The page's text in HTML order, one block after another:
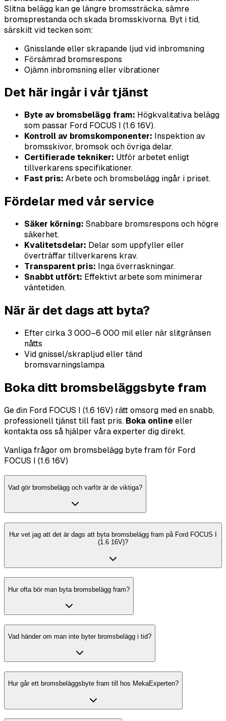
Slitna belägg kan ge längre bromssträcka, sämre
bromsprestanda och skada bromsskivorna. Byt i tid,
särskilt vid tecken som:
Gnisslande eller skrapande ljud vid inbromsning
Försämrad bromsrespons
Ojämn inbromsning eller vibrationer
Det här ingår i vår tjänst
Byte av bromsbelägg fram: Högkvalitativa belägg
som passar Ford FOCUS I (1.6 16V).
Kontroll av bromskomponenter: Inspektion av
bromsskivor, bromsok och övriga delar.
Certifierade tekniker: Utför arbetet enligt
tillverkarens specifikationer.
Fast pris: Arbete och bromsbelägg ingår i priset.
Fördelar med vår service
Säker körning: Snabbare bromsrespons och högre
säkerhet.
Kvalitetsdelar: Delar som uppfyller eller
överträffar tillverkarens krav.
Transparent pris: Inga överraskningar.
Snabbt utfört: Effektivt arbete som minimerar
väntetiden.
När är det dags att byta?
Efter cirka 3 000–6 000 mil eller när slitgränsen
nåtts
Vid gnissel/skrapljud eller tänd
bromsvarningslampa
Boka ditt bromsbeläggsbyte fram
Ge din Ford FOCUS I (1.6 16V) rätt omsorg med en snabb,
professionell tjänst till fast pris. Boka online eller
kontakta oss så hjälper våra experter dig direkt.
Vanliga frågor om bromsbelägg byte fram för Ford
FOCUS I (1.6 16V)
Vad gör bromsbelägg och varför är de viktiga?
Hur vet jag att det är dags att byta bromsbelägg fram på Ford FOCUS I
(1.6 16V)?
Hur ofta bör man byta bromsbelägg fram?
Vad händer om man inte byter bromsbelägg i tid?
Hur går ett bromsbeläggsbyte fram till hos MekaExperten?